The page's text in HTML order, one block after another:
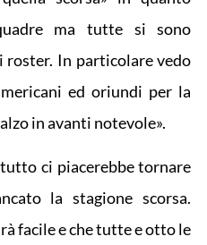
ma tutte si sono
roster. In particolare vedo
ed oriundi per la
in avanti notevole».
ci piacerebbe tornare
la stagione scorsa.
facile e che tutte e otto le